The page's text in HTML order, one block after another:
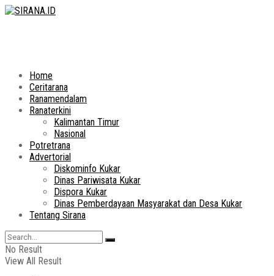
Home
Ceritarana
Ranamendalam
Ranaterkini
Kalimantan Timur
Nasional
Potretrana
Advertorial
Diskominfo Kukar
Dinas Pariwisata Kukar
Dispora Kukar
Dinas Pemberdayaan Masyarakat dan Desa Kukar
Tentang Sirana
No Result
View All Result